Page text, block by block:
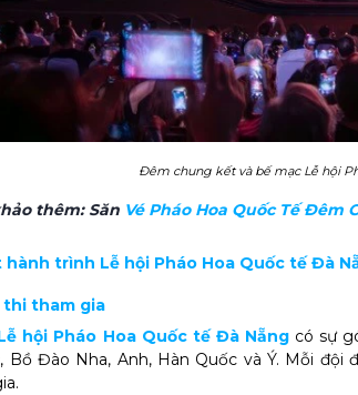
Đêm chung kết và bế mạc Lễ hội
thêm: Săn Vé Pháo Hoa Quốc Tế Đêm
trình Lễ hội Pháo Hoa Quốc tế Đà
thi tham gia
hội Pháo Hoa Quốc tế Đà Nẵng có sự
Bồ Đào Nha, Anh, Hàn Quốc và Ý. Mỗi